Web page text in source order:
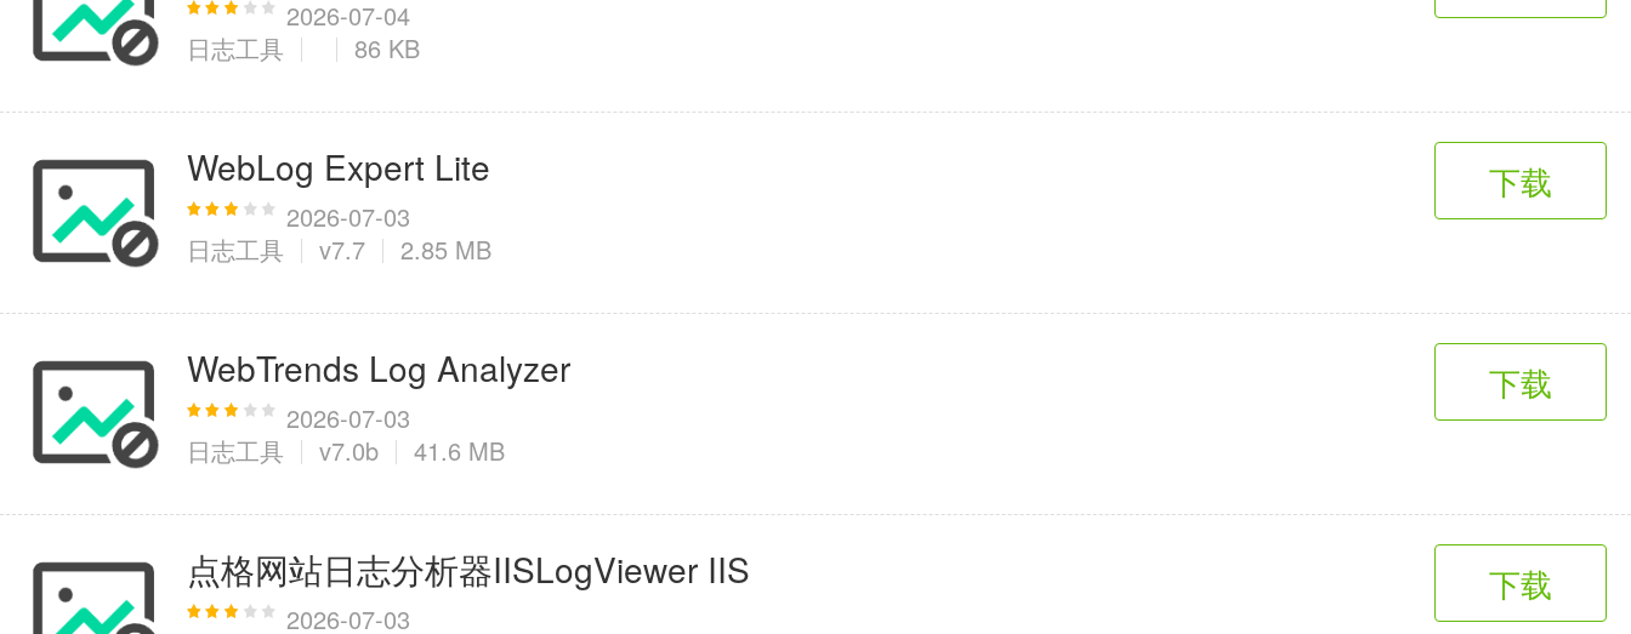
2026-07-04
日志工具
86 KB
WebLog Expert Lite
2026-07-03
日志工具
v7.7 2.85 MB
下载
WebTrends Log Analyzer
2026-07-03
日志工具
v7.0b 41.6 MB
下载
点格网站日志分析器IISLogViewer IIS
2026-07-03
下载